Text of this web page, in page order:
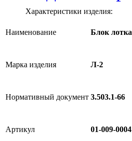
Характеристики изделия:
Наименование Блок лотка
Марка изделия Л-2
Нормативный документ 3.503.1-66
Артикул 01-009-0004